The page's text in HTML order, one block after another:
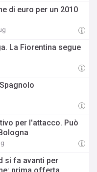
di euro per un 2010
La Fiorentina segue
per l'attacco. Può
si fa avanti per